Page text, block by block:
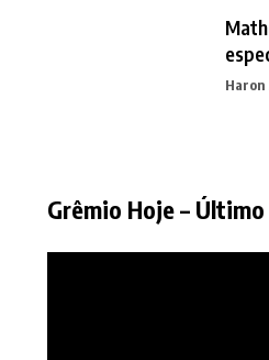
Haron
Grêmio Hoje –